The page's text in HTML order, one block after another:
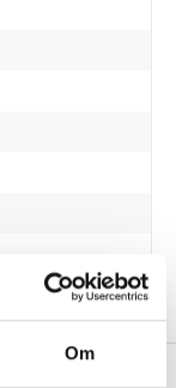
Om